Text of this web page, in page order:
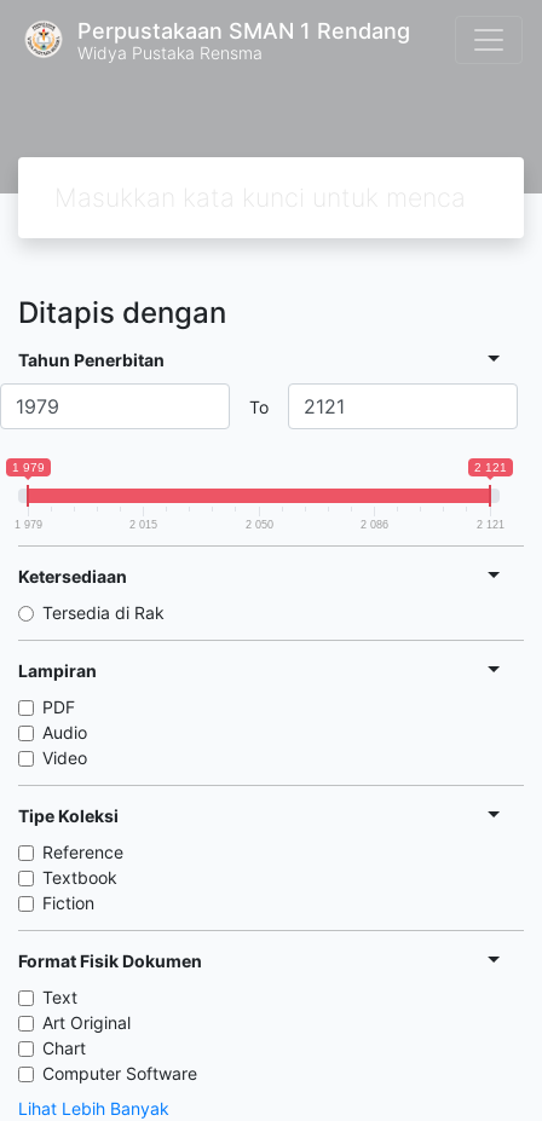
Perpustakaan SMAN 1 Rendang
Widya Pustaka Rensma
Ditapis dengan
Tahun Penerbitan
To
1 979 2 121
1 979 2 015 2 050 2 086 2 121
Ketersediaan
Tersedia di Rak
Lampiran
PDF
Audio
Video
Tipe Koleksi
Reference
Textbook
Fiction
Format Fisik Dokumen
Text
Art Original
Chart
Computer Software
Lihat Lebih Banyak